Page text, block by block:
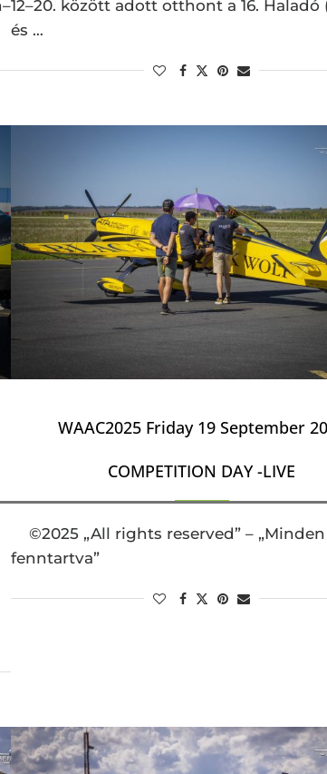
12–20. között adott otthont a 16. Haladó
és …
WAAC2025 Friday 19 September
COMPETITION DAY -LIVE
©2025 „All rights reserved” –
fenntartva”